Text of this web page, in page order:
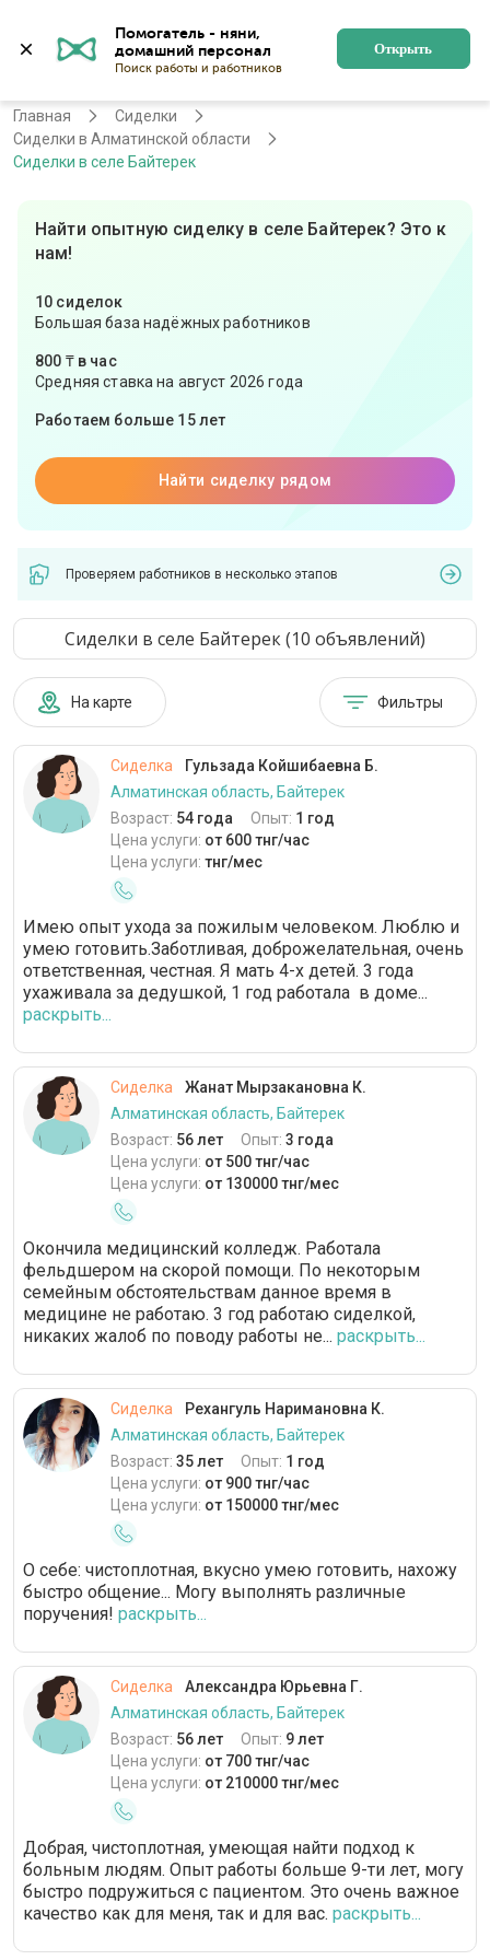
Помогатель - няни,
Поиск работы и работников
Открыть
Алматы Регистрация
Главная
Сиделки
Сиделки в Алматинской области
Сиделки в селе Байтерек
Найти опытную сиделку в селе Байтерек? Это к
нам!
10 сиделок
Большая база надёжных работников
800 ₸ в час
Средняя ставка на август 2026 года
Работаем больше 15 лет
Найти сиделку рядом
Проверяем работников в несколько этапов
Сиделки в селе Байтерек (10 объявлений)
На карте Фильтры
Сиделка
Гульзада Койшибаевна Б.
Алматинская область, Байтерек
Возраст: 54 года Опыт: 1 год
Цена услуги: от 600 тнг/час
Цена услуги: тнг/мес
Имею опыт ухода за пожилым человеком. Люблю и
умею готовить.Заботливая, доброжелательная, очень
ответственная, честная. Я мать 4-х детей. 3 года
ухаживала за дедушкой, 1 год работала в доме...
раскрыть...
Сиделка
Жанат Мырзакановна К.
Алматинская область, Байтерек
Возраст: 56 лет Опыт: 3 года
Цена услуги: от 500 тнг/час
Цена услуги: от 130000 тнг/мес
Окончила медицинский колледж. Работала
фельдшером на скорой помощи. По некоторым
семейным обстоятельствам данное время в
медицине не работаю. 3 год работаю сиделкой,
никаких жалоб по поводу работы не... раскрыть...
Сиделка
Рехангуль Наримановна К.
Алматинская область, Байтерек
Возраст: 35 лет Опыт: 1 год
Цена услуги: от 900 тнг/час
Цена услуги: от 150000 тнг/мес
О себе: чистоплотная, вкусно умею готовить, нахожу
быстро общение... Могу выполнять различные
поручения! раскрыть...
Сиделка
Александра Юрьевна Г.
Алматинская область, Байтерек
Возраст: 56 лет Опыт: 9 лет
Цена услуги: от 700 тнг/час
Цена услуги: от 210000 тнг/мес
Добрая, чистоплотная, умеющая найти подход к
больным людям. Опыт работы больше 9-ти лет, могу
быстро подружиться с пациентом. Это очень важное
качество как для меня, так и для вас. раскрыть...